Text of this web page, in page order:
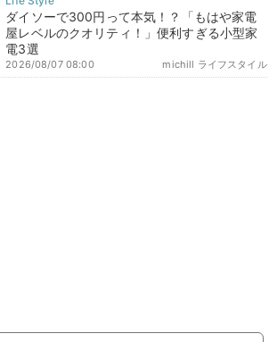
ダイソーで300円って本気！？「もはや家電
屋レベルのクオリティ！」便利すぎる小型家
電3選
michill ライフスタイル
2026/08/07 08:00